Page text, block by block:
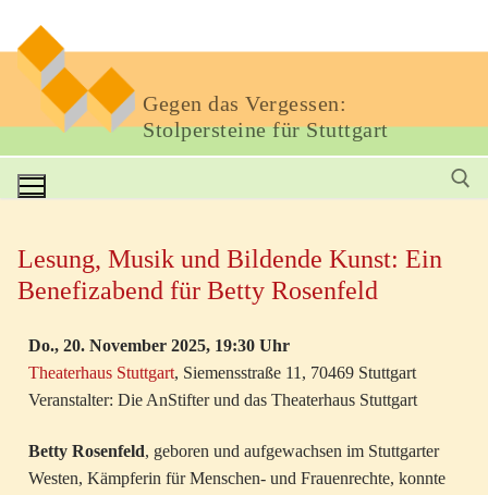
Gegen das Vergessen:
Stolpersteine für Stuttgart
Lesung, Musik und Bildende Kunst: Ein
Benefizabend für Betty Rosenfeld
Do., 20. November 2025, 19:30 Uhr
Theaterhaus Stuttgart, Siemensstraße 11, 70469 Stuttgart
Veranstalter: Die AnStifter und das Theaterhaus Stuttgart
Betty Rosenfeld, geboren und aufgewachsen im Stuttgarter
Westen, Kämpferin für Menschen- und Frauenrechte, konnte